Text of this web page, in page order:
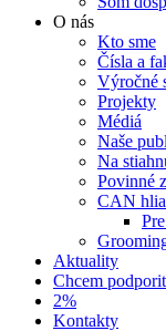
O nás
Kto sme
Čísla a
Výročné
Projekty
Médiá
Naše
Na
Povinné
CAN
Aktuality
Chcem
2%
Kontakty